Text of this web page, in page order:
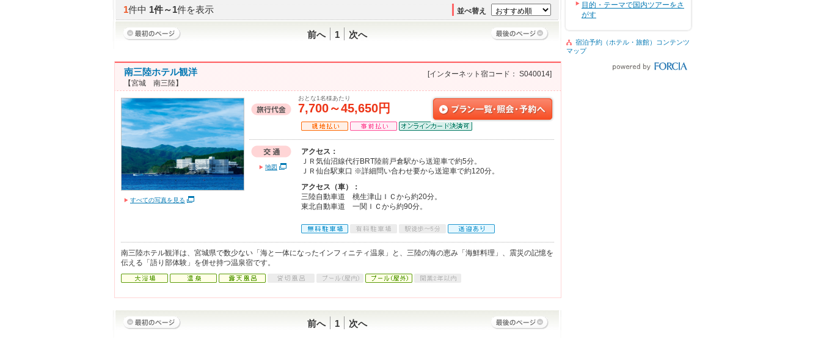
1件中1件～1件を表示 並べ替え
前へ 1 次へ
南三陸ホテル観洋
【宮城 南三陸】
[インターネット宿コード： S040014]
すべての写真を見る
おとな1名様あたり
7,700～45,650円
地図
アクセス：
ＪＲ気仙沼線代行BRT陸前戸倉駅から送迎車で約5分。
ＪＲ仙台駅東口 ※詳細問い合わせ要から送迎車で約120分。
アクセス（車）：
三陸自動車道 桃生津山ＩＣから約20分。
東北自動車道 一関ＩＣから約90分。
南三陸ホテル観洋は、宮城県で数少ない「海と一体になったインフィニティ温泉」と、三陸の海の恵み「海鮮料理」、震災の記憶を
伝える「語り部体験」を併せ持つ温泉宿です。
前へ 1 次へ
目的・テーマで国内ツアーをさ
がす
宿泊予約（ホテル・旅館）コンテンツ
マップ